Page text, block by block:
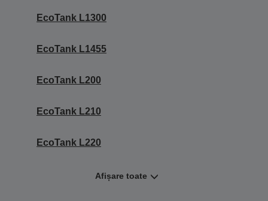
EcoTank L1300
EcoTank L1455
EcoTank L200
EcoTank L210
EcoTank L220
Afișare toate